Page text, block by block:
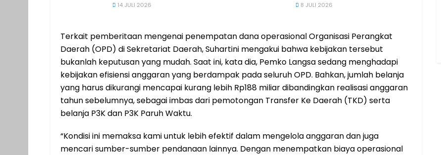
14 JULI 2026 8 JULI 2026
Terkait pemberitaan mengenai penempatan dana operasional Organisasi Perangkat
Daerah (OPD) di Sekretariat Daerah, Suhartini mengakui bahwa kebijakan tersebut
bukanlah keputusan yang mudah. Saat ini, kata dia, Pemko Langsa sedang menghadapi
kebijakan efisiensi anggaran yang berdampak pada seluruh OPD. Bahkan, jumlah belanja
yang harus dikurangi mencapai kurang lebih Rp188 miliar dibandingkan realisasi anggaran
tahun sebelumnya, sebagai imbas dari pemotongan Transfer Ke Daerah (TKD) serta
belanja P3K dan P3K Paruh Waktu.
“Kondisi ini memaksa kami untuk lebih efektif dalam mengelola anggaran dan juga
mencari sumber-sumber pendanaan lainnya. Dengan menempatkan biaya operasional